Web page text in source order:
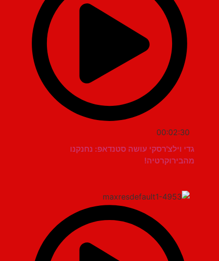
00:02:30
גדי וילצ'רסקי עושה סטנדאפ: נחנקנו
מהבירוקרטיה!